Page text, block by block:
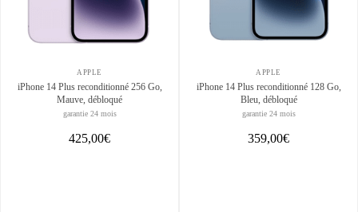
APPLE
iPhone 14 Plus reconditionné 256 Go,
Mauve, débloqué
garantie 24 mois
425,00€
APPLE
iPhone 14 Plus reconditionné 128 Go,
Bleu, débloqué
garantie 24 mois
359,00€